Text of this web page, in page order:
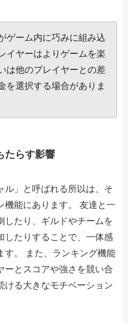
ゲーム内に巧みに組み込
イヤーはよりゲームを楽
は他のプレイヤーとの差
を選択する場合がありま
たらす影響
ル」と呼ばれる所以は、そ
機能にあります。 友達と一
したり、ギルドやチームを
したりすることで、一体感
す。 また、ランキング機能
ーとスコアや強さを競い合
ける大きなモチベーション